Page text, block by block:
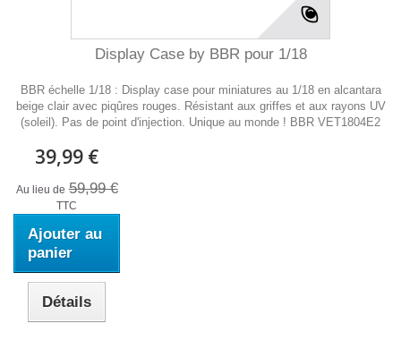
Display Case by BBR pour 1/18
BBR échelle 1/18 : Display case pour miniatures au 1/18 en alcantara
beige clair avec piqûres rouges. Résistant aux griffes et aux rayons UV
(soleil). Pas de point d'injection. Unique au monde ! BBR VET1804E2
39,99 €
Au lieu de 59,99 €
TTC
Ajouter au
panier
Détails